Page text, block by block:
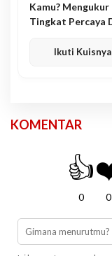
Kamu? Mengukur
Tingkat Percaya
Ikuti
KOMENTAR
👍
0 0